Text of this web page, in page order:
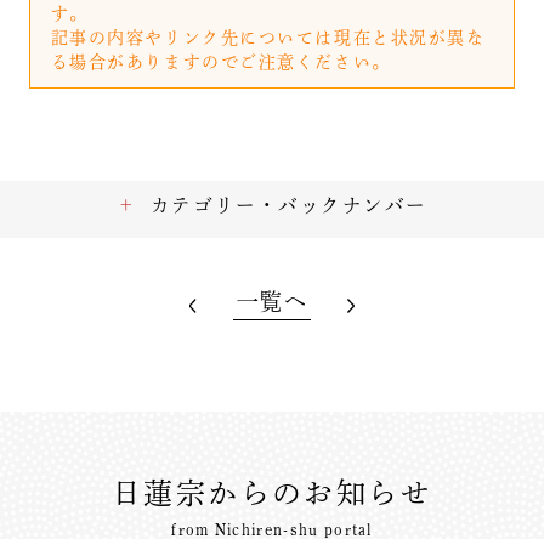
す。
記事の内容やリンク先については現在と状況が異な
る場合がありますのでご注意ください。
カテゴリー・バックナンバー
一覧へ
日蓮宗からのお知らせ
from Nichiren-shu portal